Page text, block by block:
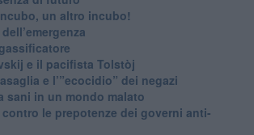
un altro incubo!
e il pacifista Tolstòj
e l’”ecocidio” dei negazi
sani in un mondo malato
le prepotenze dei governi anti-